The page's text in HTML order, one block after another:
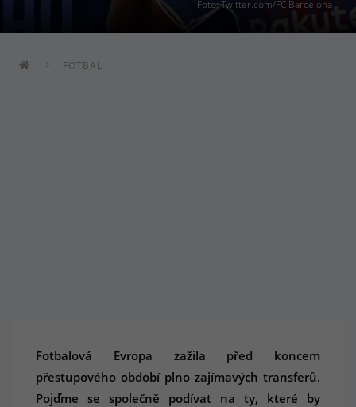
Foto: Twitter.com/FC Barcelona
FOTBAL
Fotbalová Evropa zažila před koncem
přestupového období plno zajímavých transferů.
Pojďme se společně podívat na ty, které by